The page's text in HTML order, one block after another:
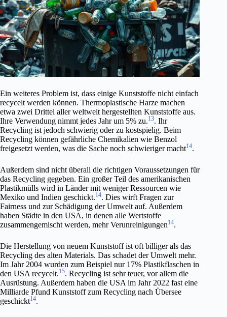
Ein weiteres Problem ist, dass einige Kunststoffe nicht einfach
recycelt werden können. Thermoplastische Harze machen
etwa zwei Drittel aller weltweit hergestellten Kunststoffe aus.
Ihre Verwendung nimmt jedes Jahr um 5% zu.13. Ihr
Recycling ist jedoch schwierig oder zu kostspielig. Beim
Recycling können gefährliche Chemikalien wie Benzol
freigesetzt werden, was die Sache noch schwieriger macht14.
Außerdem sind nicht überall die richtigen Voraussetzungen für
das Recycling gegeben. Ein großer Teil des amerikanischen
Plastikmülls wird in Länder mit weniger Ressourcen wie
Mexiko und Indien geschickt.14. Dies wirft Fragen zur
Fairness und zur Schädigung der Umwelt auf. Außerdem
haben Städte in den USA, in denen alle Wertstoffe
zusammengemischt werden, mehr Verunreinigungen14.
Die Herstellung von neuem Kunststoff ist oft billiger als das
Recycling des alten Materials. Das schadet der Umwelt mehr.
Im Jahr 2004 wurden zum Beispiel nur 17% Plastikflaschen in
den USA recycelt.15. Recycling ist sehr teuer, vor allem die
Ausrüstung. Außerdem haben die USA im Jahr 2022 fast eine
Milliarde Pfund Kunststoff zum Recycling nach Übersee
geschickt14.